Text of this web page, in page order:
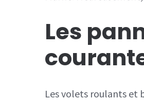
Les
Les volets roulants et